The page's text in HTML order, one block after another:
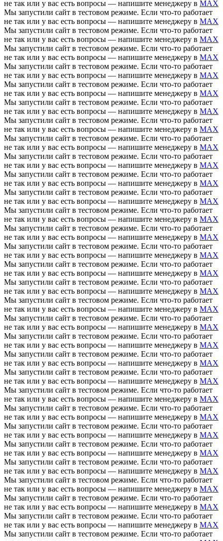
не так или у вас есть вопросы — напишите менеджеру в MAX
Мы запустили сайт в тестовом режиме. Если что-то работает
не так или у вас есть вопросы — напишите менеджеру в MAX
Мы запустили сайт в тестовом режиме. Если что-то работает
не так или у вас есть вопросы — напишите менеджеру в MAX
Мы запустили сайт в тестовом режиме. Если что-то работает
не так или у вас есть вопросы — напишите менеджеру в MAX
Мы запустили сайт в тестовом режиме. Если что-то работает
не так или у вас есть вопросы — напишите менеджеру в MAX
Мы запустили сайт в тестовом режиме. Если что-то работает
не так или у вас есть вопросы — напишите менеджеру в MAX
Мы запустили сайт в тестовом режиме. Если что-то работает
не так или у вас есть вопросы — напишите менеджеру в MAX
Мы запустили сайт в тестовом режиме. Если что-то работает
не так или у вас есть вопросы — напишите менеджеру в MAX
Мы запустили сайт в тестовом режиме. Если что-то работает
не так или у вас есть вопросы — напишите менеджеру в MAX
Мы запустили сайт в тестовом режиме. Если что-то работает
не так или у вас есть вопросы — напишите менеджеру в MAX
Мы запустили сайт в тестовом режиме. Если что-то работает
не так или у вас есть вопросы — напишите менеджеру в MAX
Мы запустили сайт в тестовом режиме. Если что-то работает
не так или у вас есть вопросы — напишите менеджеру в MAX
Мы запустили сайт в тестовом режиме. Если что-то работает
не так или у вас есть вопросы — напишите менеджеру в MAX
Мы запустили сайт в тестовом режиме. Если что-то работает
не так или у вас есть вопросы — напишите менеджеру в MAX
Мы запустили сайт в тестовом режиме. Если что-то работает
не так или у вас есть вопросы — напишите менеджеру в MAX
Мы запустили сайт в тестовом режиме. Если что-то работает
не так или у вас есть вопросы — напишите менеджеру в MAX
Мы запустили сайт в тестовом режиме. Если что-то работает
не так или у вас есть вопросы — напишите менеджеру в MAX
Мы запустили сайт в тестовом режиме. Если что-то работает
не так или у вас есть вопросы — напишите менеджеру в MAX
Мы запустили сайт в тестовом режиме. Если что-то работает
не так или у вас есть вопросы — напишите менеджеру в MAX
Мы запустили сайт в тестовом режиме. Если что-то работает
не так или у вас есть вопросы — напишите менеджеру в MAX
Мы запустили сайт в тестовом режиме. Если что-то работает
не так или у вас есть вопросы — напишите менеджеру в MAX
Мы запустили сайт в тестовом режиме. Если что-то работает
не так или у вас есть вопросы — напишите менеджеру в MAX
Мы запустили сайт в тестовом режиме. Если что-то работает
не так или у вас есть вопросы — напишите менеджеру в MAX
Мы запустили сайт в тестовом режиме. Если что-то работает
не так или у вас есть вопросы — напишите менеджеру в MAX
Мы запустили сайт в тестовом режиме. Если что-то работает
не так или у вас есть вопросы — напишите менеджеру в MAX
Мы запустили сайт в тестовом режиме. Если что-то работает
не так или у вас есть вопросы — напишите менеджеру в MAX
Мы запустили сайт в тестовом режиме. Если что-то работает
не так или у вас есть вопросы — напишите менеджеру в MAX
Мы запустили сайт в тестовом режиме. Если что-то работает
не так или у вас есть вопросы — напишите менеджеру в MAX
Мы запустили сайт в тестовом режиме. Если что-то работает
не так или у вас есть вопросы — напишите менеджеру в MAX
Мы запустили сайт в тестовом режиме. Если что-то работает
не так или у вас есть вопросы — напишите менеджеру в MAX
Мы запустили сайт в тестовом режиме. Если что-то работает